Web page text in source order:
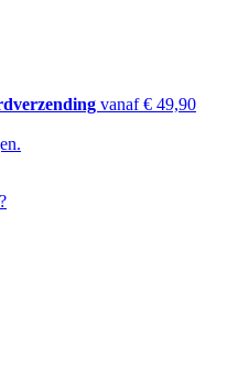
vanaf € 49,90